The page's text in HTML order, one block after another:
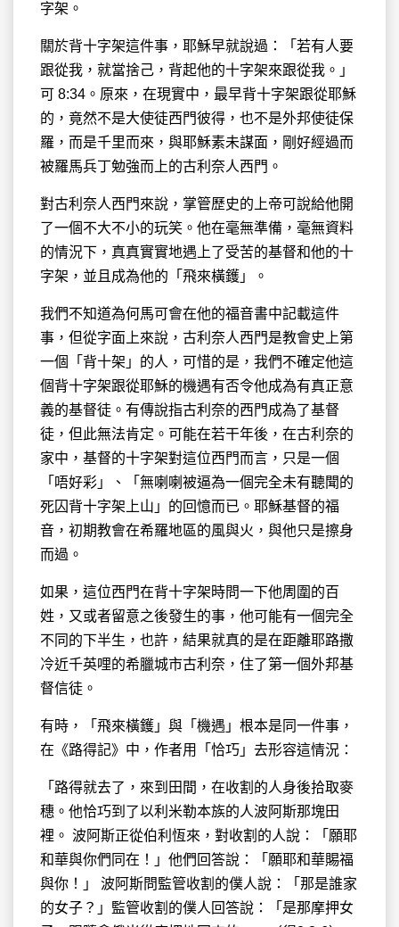
字架。
關於背十字架這件事，耶穌早就說過：「若有人要
跟從我，就當捨己，背起他的十字架來跟從我。」
可 8:34。原來，在現實中，最早背十字架跟從耶穌
的，竟然不是大使徒西門彼得，也不是外邦使徒保
羅，而是千里而來，與耶穌素未謀面，剛好經過而
被羅馬兵丁勉強而上的古利奈人西門。
對古利奈人西門來說，掌管歷史的上帝可說給他開
了一個不大不小的玩笑。他在毫無準備，毫無資料
的情況下，真真實實地遇上了受苦的基督和他的十
字架，並且成為他的「飛來橫鑊」。
我們不知道為何馬可會在他的福音書中記載這件
事，但從字面上來說，古利奈人西門是教會史上第
一個「背十架」的人，可惜的是，我們不確定他這
個背十字架跟從耶穌的機遇有否令他成為有真正意
義的基督徒。有傳說指古利奈的西門成為了基督
徒，但此無法肯定。可能在若干年後，在古利奈的
家中，基督的十字架對這位西門而言，只是一個
「唔好彩」、「無喇喇被逼為一個完全未有聽聞的
死囚背十字架上山」的回憶而已。耶穌基督的福
音，初期教會在希羅地區的風與火，與他只是擦身
而過。
如果，這位西門在背十字架時問一下他周圍的百
姓，又或者留意之後發生的事，他可能有一個完全
不同的下半生，也許，結果就真的是在距離耶路撒
冷近千英哩的希臘城市古利奈，住了第一個外邦基
督信徒。
有時，「飛來橫鑊」與「機遇」根本是同一件事，
在《路得記》中，作者用「恰巧」去形容這情況：
「路得就去了，來到田間，在收割的人身後拾取麥
穗。他恰巧到了以利米勒本族的人波阿斯那塊田
裡。 波阿斯正從伯利恆來，對收割的人說：「願耶
和華與你們同在！」他們回答說：「願耶和華賜福
與你！」 波阿斯問監管收割的僕人說：「那是誰家
的女子？」監管收割的僕人回答說：「是那摩押女